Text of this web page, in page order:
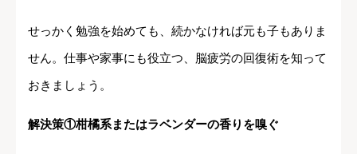
せっかく勉強を始めても、続かなければ元も子もありま
せん。仕事や家事にも役立つ、脳疲労の回復術を知って
おきましょう。
解決策①柑橘系またはラベンダーの香りを嗅ぐ